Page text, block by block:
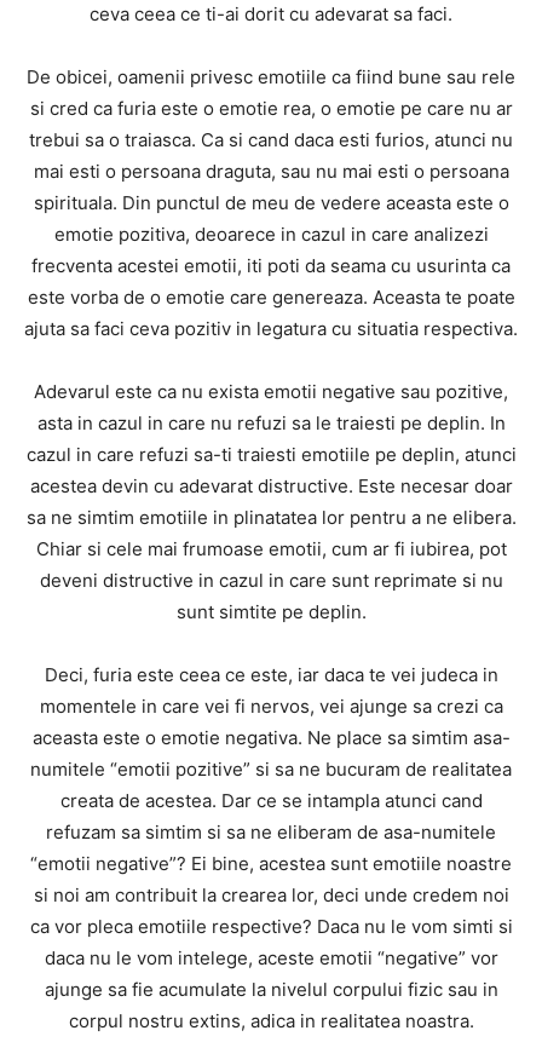
ceva ceea ce ti-ai dorit cu adevarat sa faci.
De obicei, oamenii privesc emotiile ca fiind bune sau rele
si cred ca furia este o emotie rea, o emotie pe care nu ar
trebui sa o traiasca. Ca si cand daca esti furios, atunci nu
mai esti o persoana draguta, sau nu mai esti o persoana
spirituala. Din punctul de meu de vedere aceasta este o
emotie pozitiva, deoarece in cazul in care analizezi
frecventa acestei emotii, iti poti da seama cu usurinta ca
este vorba de o emotie care genereaza. Aceasta te poate
ajuta sa faci ceva pozitiv in legatura cu situatia respectiva.
Adevarul este ca nu exista emotii negative sau pozitive,
asta in cazul in care nu refuzi sa le traiesti pe deplin. In
cazul in care refuzi sa-ti traiesti emotiile pe deplin, atunci
acestea devin cu adevarat distructive. Este necesar doar
sa ne simtim emotiile in plinatatea lor pentru a ne elibera.
Chiar si cele mai frumoase emotii, cum ar fi iubirea, pot
deveni distructive in cazul in care sunt reprimate si nu
sunt simtite pe deplin.
Deci, furia este ceea ce este, iar daca te vei judeca in
momentele in care vei fi nervos, vei ajunge sa crezi ca
aceasta este o emotie negativa. Ne place sa simtim asa-
numitele “emotii pozitive” si sa ne bucuram de realitatea
creata de acestea. Dar ce se intampla atunci cand
refuzam sa simtim si sa ne eliberam de asa-numitele
“emotii negative”? Ei bine, acestea sunt emotiile noastre
si noi am contribuit la crearea lor, deci unde credem noi
ca vor pleca emotiile respective? Daca nu le vom simti si
daca nu le vom intelege, aceste emotii “negative” vor
ajunge sa fie acumulate la nivelul corpului fizic sau in
corpul nostru extins, adica in realitatea noastra.